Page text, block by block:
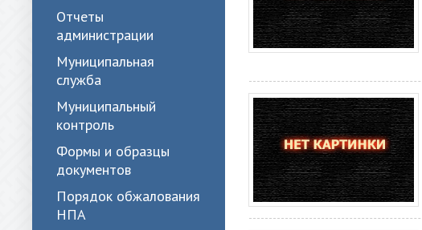
Отчеты
администрации
Муниципальная
служба
Муниципальный
контроль
Формы и образцы
документов
Порядок обжалования
НПА